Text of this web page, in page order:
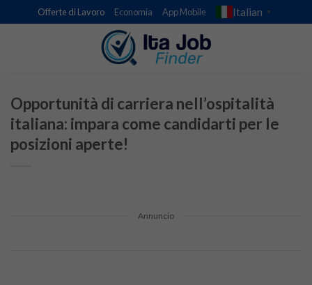
to
Offerte di Lavoro Economia App Mobile Italian ▼
Opportunità di carriera nell’ospitalità
italiana: impara come candidarti per le
posizioni aperte!
Annuncio